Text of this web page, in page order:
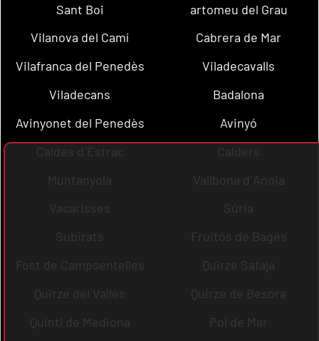
Sant Boi
artomeu del Grau
Vilanova del Camí
Cabrera de Mar
Vilafranca del Penedès
Viladecavalls
Viladecans
Badalona
Avinyonet del Penedès
Avinyó
Caldes d´Estrac
Calders
Muntanyola
Vallbona d´Anoia
Vacarisses
Súria
Subirats
Fruitós de Bages
Fost de Campsentelles
Quirze Safaja
Quirze del Vallès
Quirze de Besora
Quintí de Mediona
Pol de Mar